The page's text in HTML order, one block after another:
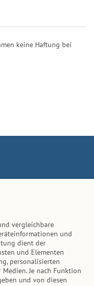
keine Haftung bei
vergleichbare
und
dient der
und Elementen
personalisierten
Je nach Funktion
und von diesen